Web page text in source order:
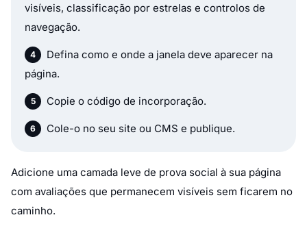
visíveis, classificação por estrelas e controlos de
navegação.
Defina como e onde a janela deve aparecer na
página.
Copie o código de incorporação.
Cole-o no seu site ou CMS e publique.
Adicione uma camada leve de prova social à sua página
com avaliações que permanecem visíveis sem ficarem no
caminho.